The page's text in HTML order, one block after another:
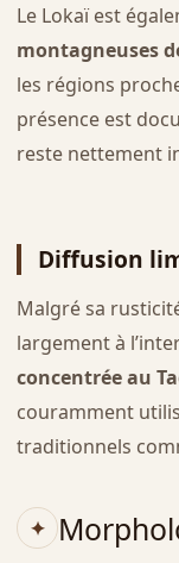
Le Lokaï est
montagneuses
les régions
présence est
reste nettement
Diffusion
Malgré sa
largement à
concentrée au
couramment
traditionnels